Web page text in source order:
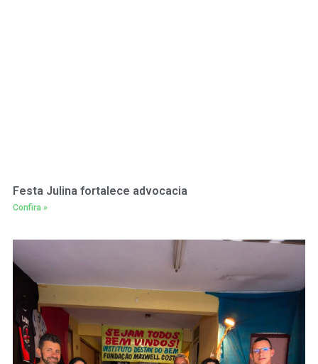
Festa Julina fortalece advocacia
Confira »